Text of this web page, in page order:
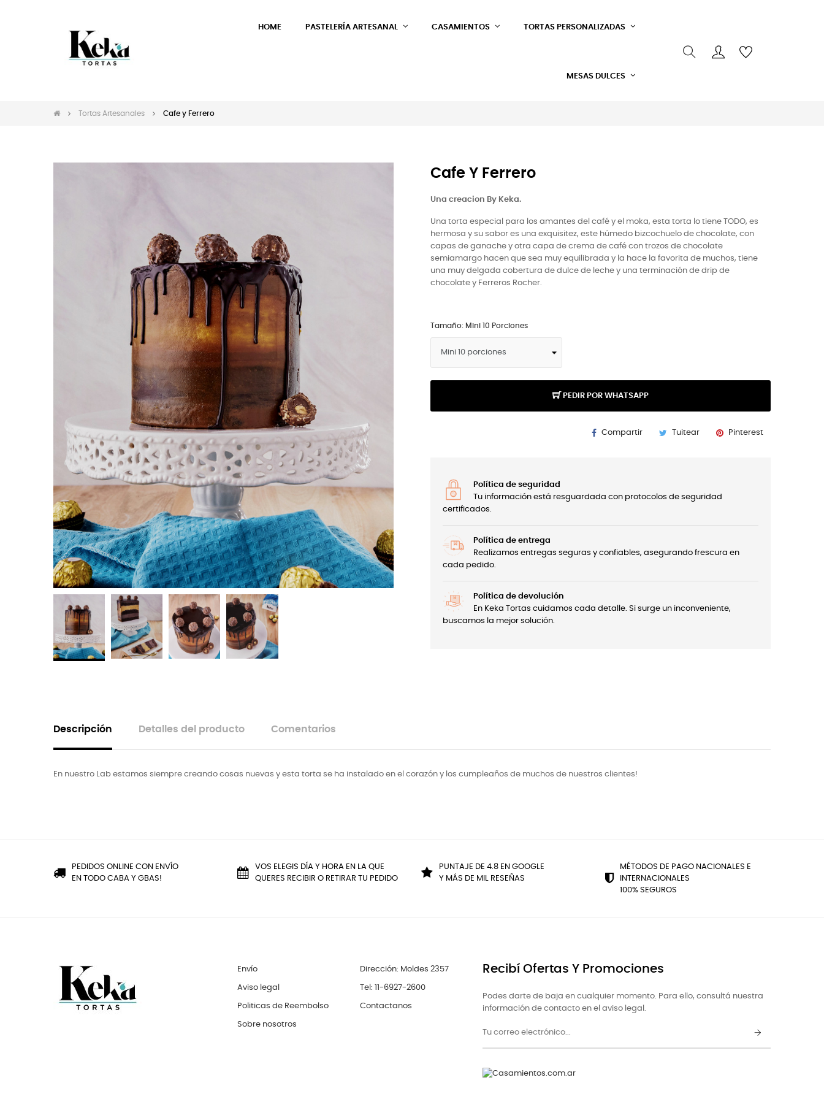
HOME PASTELERÍA ARTESANAL CASAMIENTOS TORTAS PERSONALIZADAS
MESAS DULCES
Tortas Artesanales Cafe y Ferrero
Cafe Y Ferrero
Una creacion By Keka.
Una torta especial para los amantes del café y el moka, esta torta lo tiene TODO, es
hermosa y su sabor es una exquisitez, este húmedo bizcochuelo de chocolate, con
capas de ganache y otra capa de crema de café con trozos de chocolate
semiamargo hacen que sea muy equilibrada y la hace la favorita de muchos, tiene
una muy delgada cobertura de dulce de leche y una terminación de drip de
chocolate y Ferreros Rocher.
Tamaño: Mini 10 Porciones
PEDIR POR WHATSAPP
Compartir Tuitear Pinterest
Política de seguridad
Tu información está resguardada con protocolos de seguridad
certificados.
Política de entrega
Realizamos entregas seguras y confiables, asegurando frescura en
cada pedido.
Política de devolución
En Keka Tortas cuidamos cada detalle. Si surge un inconveniente,
buscamos la mejor solución.
Descripción Detalles del producto Comentarios
En nuestro Lab estamos siempre creando cosas nuevas y esta torta se ha instalado en el corazón y los cumpleaños de muchos de nuestros clientes!
PEDIDOS ONLINE CON ENVÍO
EN TODO CABA Y GBAS!
VOS ELEGIS DÍA Y HORA EN LA QUE
QUERES RECIBIR O RETIRAR TU PEDIDO
PUNTAJE DE 4.8 EN GOOGLE
Y MÁS DE MIL RESEÑAS
MÉTODOS DE PAGO NACIONALES E
INTERNACIONALES
100% SEGUROS
Envío
Aviso legal
Politicas de Reembolso
Sobre nosotros
Dirección: Moldes 2357
Tel: 11-6927-2600
Contactanos
Recibí Ofertas Y Promociones
Podes darte de baja en cualquier momento. Para ello, consultá nuestra
información de contacto en el aviso legal.